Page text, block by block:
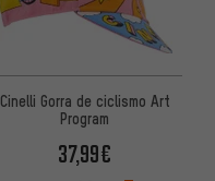
Cinelli Gorra de ciclismo Art
Program
37,99€